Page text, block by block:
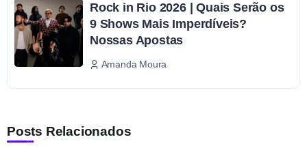
Rock in Rio 2026 | Quais Serão os
9 Shows Mais Imperdíveis?
Nossas Apostas
Amanda Moura
Posts Relacionados